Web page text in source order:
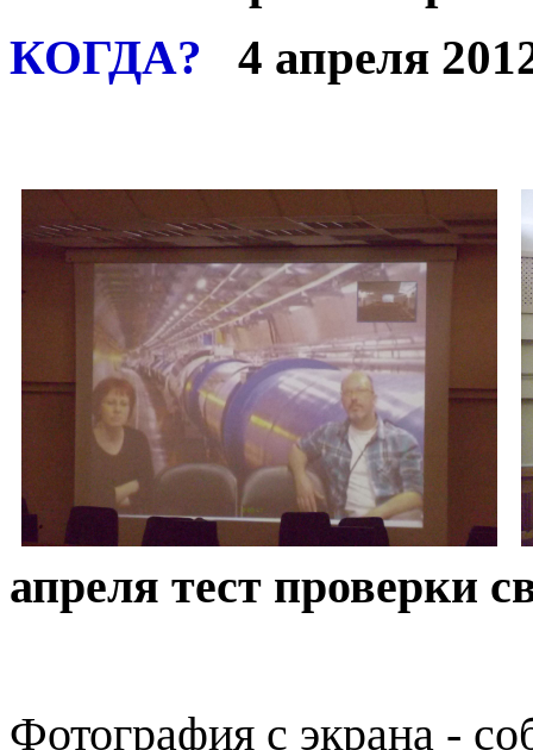
КОГДА? 4 апреля
апреля тест проверки
Фотография с экрана -